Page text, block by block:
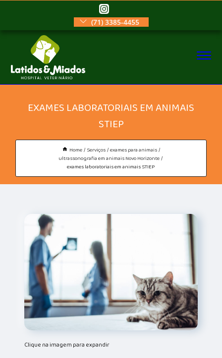
(71) 3385-4455
EXAMES LABORATORIAIS EM ANIMAIS
STIEP
Home Serviços exames para animais
ultrassonografia em animais Novo Horizonte
exames laboratoriais em animais STIEP
Clique na imagem para expandir